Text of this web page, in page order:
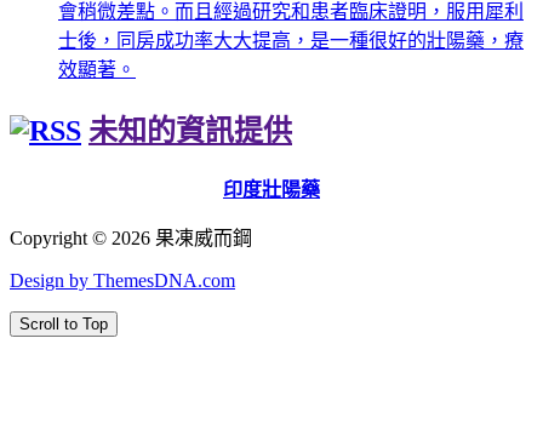
會稍微差點。而且經過研究和患者臨床證明，服用犀利
士後，同房成功率大大提高，是一種很好的壯陽藥，療
效顯著。
未知的資訊提供
印度壯陽藥
Copyright © 2026 果凍威而鋼
Design by ThemesDNA.com
Scroll to Top